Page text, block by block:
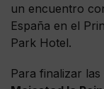
un encuentro
España en el
Park Hotel.
Para finalizar las